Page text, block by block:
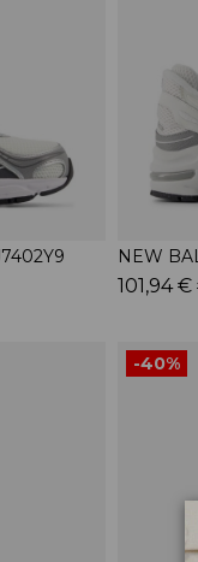
NEW
101,94 €
-40%